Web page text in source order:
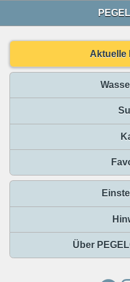
Aktuelle
Über